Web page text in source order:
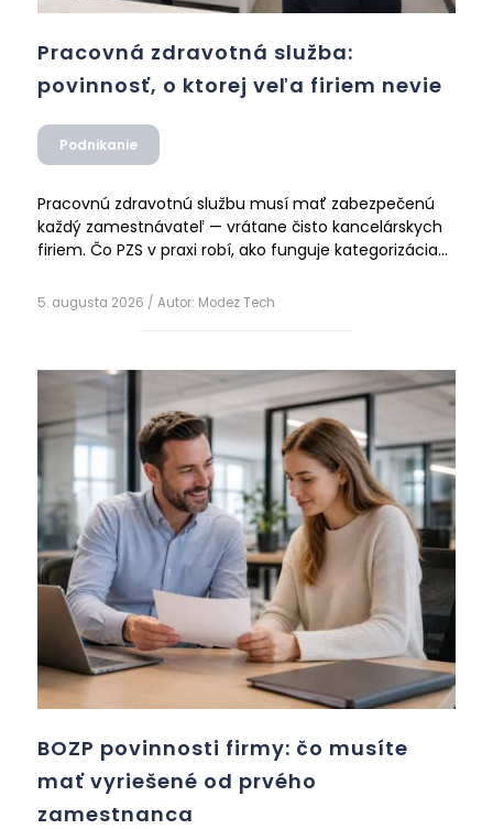
Pracovná zdravotná služba:
povinnosť, o ktorej veľa firiem nevie
Podnikanie
Pracovnú zdravotnú službu musí mať zabezpečenú
každý zamestnávateľ — vrátane čisto kancelárskych
firiem. Čo PZS v praxi robí, ako funguje kategorizácia
5. augusta 2026 / Autor: Modez Tech
BOZP povinnosti firmy: čo musíte
mať vyriešené od prvého
zamestnanca